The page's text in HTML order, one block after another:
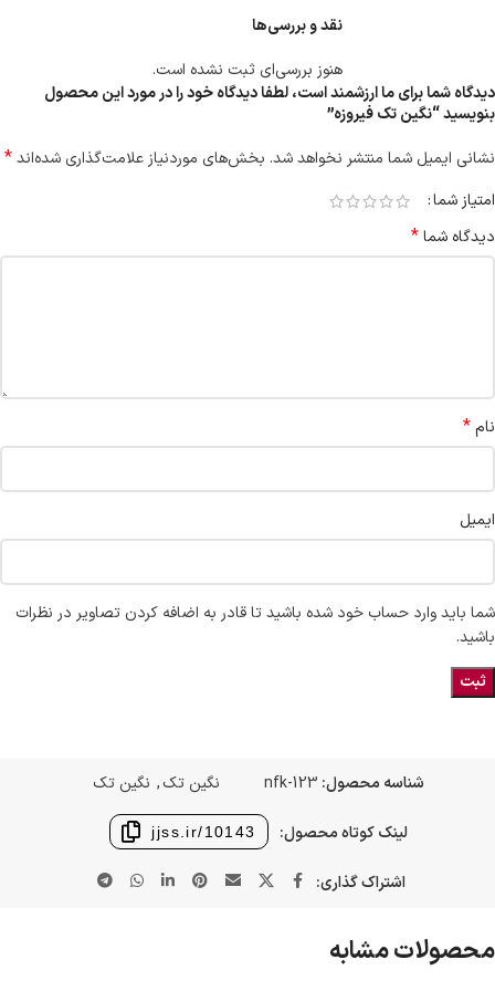
نقد و بررسی‌ها
هنوز بررسی‌ای ثبت نشده است.
دیدگاه شما برای ما ارزشمند است، لطفا دیدگاه خود را در مورد این محصول
بنویسید “نگین تک فیروزه”
نشانی ایمیل شما منتشر نخواهد شد. بخش‌های موردنیاز علامت‌گذاری شده‌اند*
امتیاز شما
دیدگاه شما*
نام*
ایمیل
شما باید وارد حساب خود شده باشید تا قادر به اضافه کردن تصاویر در نظرات
باشید.
شناسه محصول: nfk-123 نگین تک, نگین تک
لینک کوتاه محصول: jjss.ir/10143
اشتراک گذاری:
محصولات مشابه